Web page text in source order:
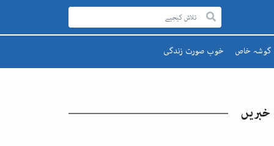
گوشہ خاص
قائد اعظم
خوب صورت زندگی
خبریں